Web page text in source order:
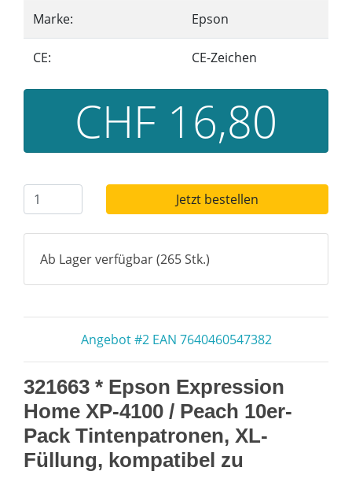
Marke: Epson
CE: CE-Zeichen
CHF 16,80
Jetzt bestellen
Ab Lager verfügbar (265 Stk.)
Angebot #2 EAN 7640460547382
321663 * Epson Expression
Home XP-4100 / Peach 10er-
Pack Tintenpatronen, XL-
Füllung, kompatibel zu